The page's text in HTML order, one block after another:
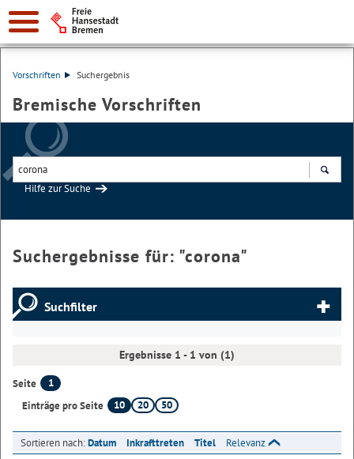
Vorschriften Suchergebnis
Bremische Vorschriften
Hilfe zur Suche
Suchergebnisse für: "corona"
Suchfilter
Ergebnisse 1 - 1 von (1)
Seite
1
Einträge pro Seite
10 20 50
Sortieren nach:Datum Inkrafttreten Titel Relevanz